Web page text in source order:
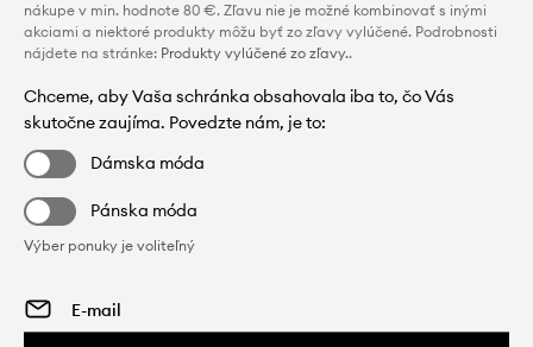
nákupe v min. hodnote 80 €. Zľavu nie je možné kombinovať s inými
akciami a niektoré produkty môžu byť zo zľavy vylúčené. Podrobnosti
nájdete na stránke: Produkty vylúčené zo zľavy..
Chceme, aby Vaša schránka obsahovala iba to, čo Vás
skutočne zaujíma. Povedzte nám, je to:
Dámska móda
Pánska móda
Výber ponuky je voliteľný